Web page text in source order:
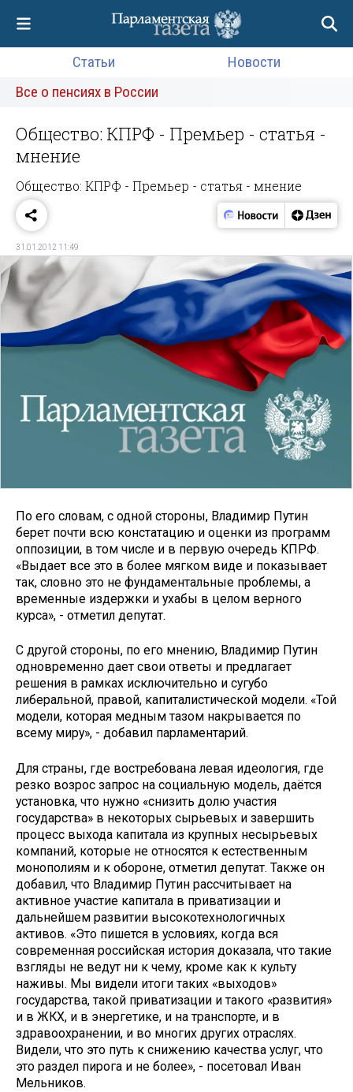
Статьи
Новости
Все о пенсиях в России
Общество: КПРФ - Премьер - статья -
мнение
Общество: КПРФ - Премьер - статья - мнение
31.01.2012 11:49
По его словам, с одной стороны, Владимир Путин
берет почти всю констатацию и оценки из программ
оппозиции, в том числе и в первую очередь КПРФ.
«Выдает все это в более мягком виде и показывает
так, словно это не фундаментальные проблемы, а
временные издержки и ухабы в целом верного
курса», - отметил депутат.
С другой стороны, по его мнению, Владимир Путин
одновременно дает свои ответы и предлагает
решения в рамках исключительно и сугубо
либеральной, правой, капиталистической модели. «Той
модели, которая медным тазом накрывается по
всему миру», - добавил парламентарий.
Для страны, где востребована левая идеология, где
резко возрос запрос на социальную модель, даётся
установка, что нужно «снизить долю участия
государства» в некоторых сырьевых и завершить
процесс выхода капитала из крупных несырьевых
компаний, которые не относятся к естественным
монополиям и к обороне, отметил депутат. Также он
добавил, что Владимир Путин рассчитывает на
активное участие капитала в приватизации и
дальнейшем развитии высокотехнологичных
активов. «Это пишется в условиях, когда вся
современная российская история доказала, что такие
взгляды не ведут ни к чему, кроме как к культу
наживы. Мы видели итоги таких «выходов»
государства, такой приватизации и такого «развития»
и в ЖКХ, и в энергетике, и на транспорте, и в
здравоохранении, и во многих других отраслях.
Видели, что это путь к снижению качества услуг, что
это раздел пирога и не более», - посетовал Иван
Мельников.